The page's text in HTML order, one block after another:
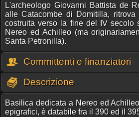
L'archeologo Giovanni Battista de
alle Catacombe di Domitilla,
costruita verso la fine del IV secolo
Nereo ed Achilleo (ma
Santa Petronilla).
Committenti e finanziatori
Descrizione
Basilica dedicata a Nereo ed
epigrafici, è databile fra il 390 ed il